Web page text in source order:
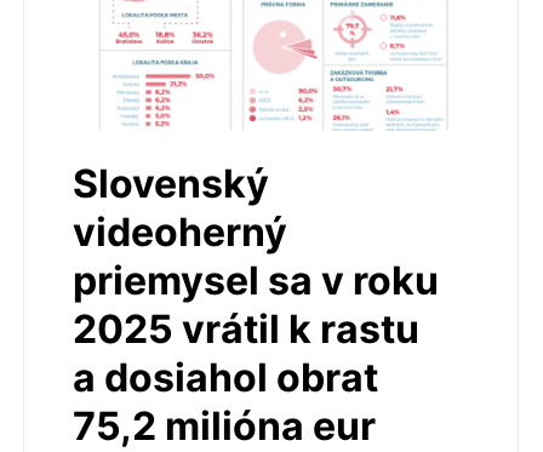
Slovenský
videoherný
priemysel sa v roku
2025 vrátil k rastu
a dosiahol obrat
75,2 milióna eur